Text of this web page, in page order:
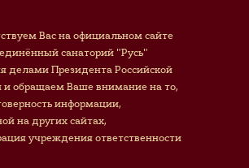
Вас на официальном сайте
санаторий "Русь"
делами Президента Российской
и обращаем Ваше внимание на то,
информации,
на других сайтах,
учреждения ответственности